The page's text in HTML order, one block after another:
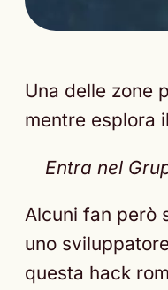
Una delle zone
mentre esplora
Entra nel
Alcuni fan però
uno
questa hack